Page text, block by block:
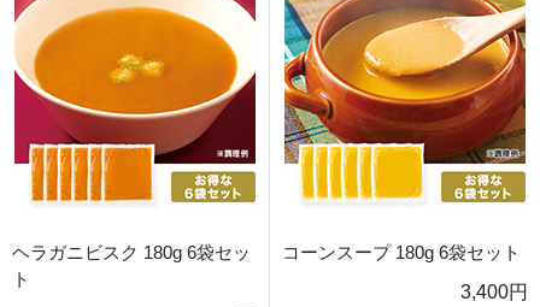
ヘラガニビスク 180g 6袋セッ
ト
コーンスープ 180g 6袋セット
3,400円